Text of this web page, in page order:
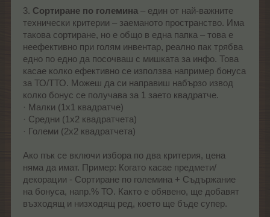
3. Сортиране по големина – един от най-важните
технически критерии – заеманото пространство. Има
такова сортиране, но е общо в една папка – това е
неефективно при голям инвентар, реално пак трябва
едно по едно да посочваш с мишката за инфо. Това
касае колко ефективно се използва например бонуса
за ТО/ТТО. Можеш да си направиш набързо извод
колко бонус се получава за 1 заето квадратче.
· Малки (1x1 квадратче)
· Средни (1x2 квадратчета)
· Големи (2x2 квадратчета)
Ако пък се включи избора по два критерия, цена
няма да имат. Пример: Когато касае предмети/
декорации - Сортиране по големина + Съдържание
на бонуса, напр.% ТО. Както е обявено, ще добавят
възходящ и низходящ ред, което ще бъде супер.